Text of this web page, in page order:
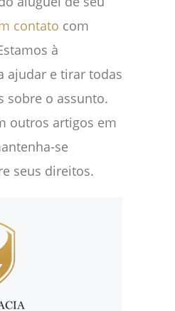
contato com
à
ajudar e tirar todas
sobre o assunto.
outros artigos em
se
seus direitos.